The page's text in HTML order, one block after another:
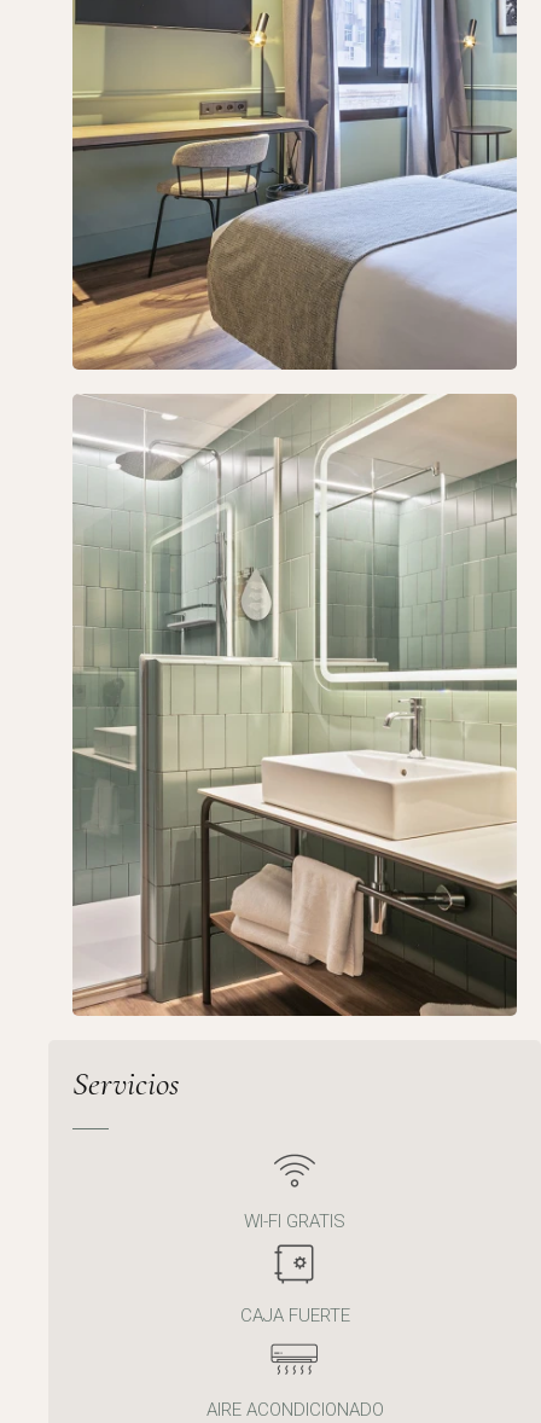
Servicios
WI-FI GRATIS
CAJA FUERTE
AIRE ACONDICIONADO